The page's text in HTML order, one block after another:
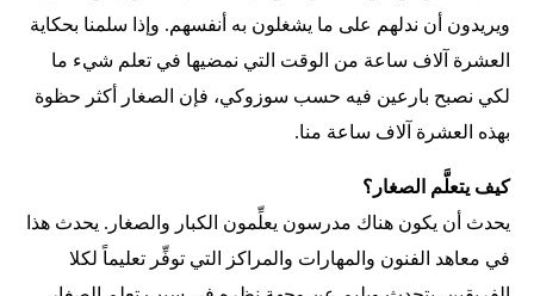
ويريدون أن ندلهم على ما يشغلون به أنفسهم. وإذا سلمنا بحكاية
العشرة آلاف ساعة من الوقت التي نمضيها في تعلم شيء ما
لكي نصبح بارعين فيه حسب سوزوكي، فإن الصغار أكثر حظوة
بهذه العشرة آلاف ساعة منا.
كيف يتعلَّم الصغار؟
يحدث أن يكون هناك مدرسون يعلِّمون الكبار والصغار. يحدث هذا
في معاهد الفنون والمهارات والمراكز التي توفِّر تعليماً لكلا